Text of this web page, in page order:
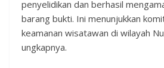
penyelidikan dan berhasil
barang bukti. Ini menunjukkan
keamanan wisatawan di wilayah
ungkapnya.